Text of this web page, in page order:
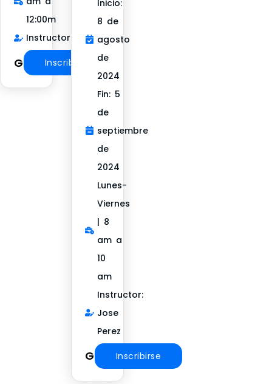
12:00m
Instructor:
GratuitoInscribirse
Inicio:
8 de
agosto
de
2024
Fin: 5
de
septiembre
de
2024
Lunes-
Viernes
| 8
am a
10
am
Instructor:
Jose
Perez
GratuitoInscribirse